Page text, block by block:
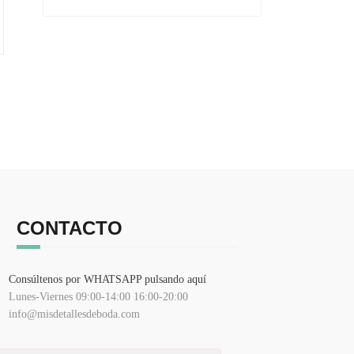
CONTACTO
Consúltenos por WHATSAPP pulsando aquí
Lunes-Viernes 09:00-14:00 16:00-20:00
info@misdetallesdeboda.com